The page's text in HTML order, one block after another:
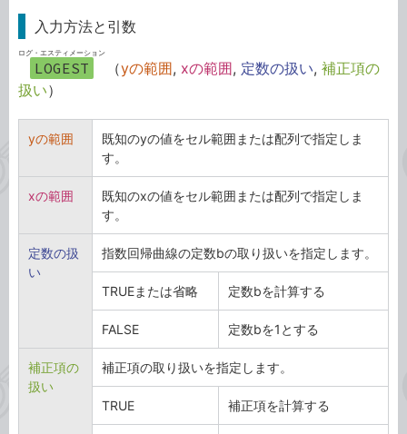
入力方法と引数
LOGEST
ログ・エスティメーション
（yの範囲, xの範囲, 定数の扱い, 補正項の
扱い）
yの範囲
既知のyの値をセル範囲または配列で指定しま
す。
xの範囲
既知のxの値をセル範囲または配列で指定しま
す。
定数の扱
い
指数回帰曲線の定数bの取り扱いを指定します。
TRUEまたは省略 定数bを計算する
FALSE 定数bを1とする
補正項の
扱い
補正項の取り扱いを指定します。
TRUE 補正項を計算する